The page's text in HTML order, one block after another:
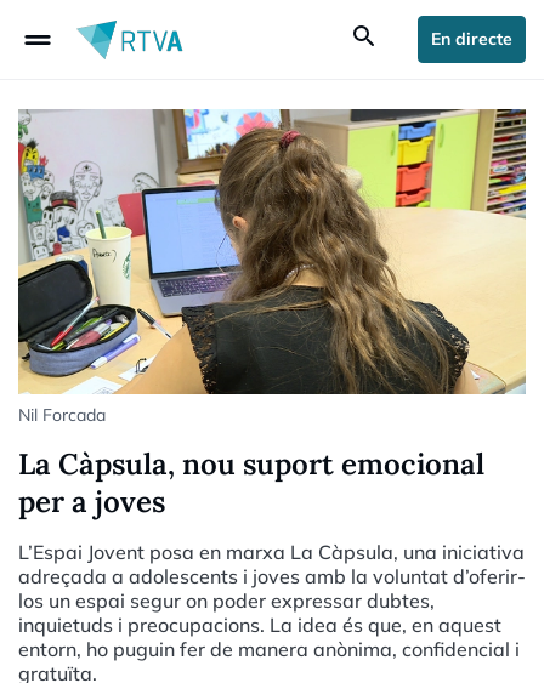
drag_handle search En directe
Nil Forcada
La Càpsula, nou suport emocional
per a joves
L’Espai Jovent posa en marxa La Càpsula, una iniciativa
adreçada a adolescents i joves amb la voluntat d’oferir-
los un espai segur on poder expressar dubtes,
inquietuds i preocupacions. La idea és que, en aquest
entorn, ho puguin fer de manera anònima, confidencial i
gratuïta.